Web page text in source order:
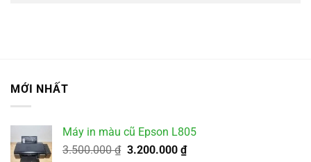
MỚI NHẤT
Máy in màu cũ Epson L805
3.500.000₫ Giá
3.200.000 ₫Giá